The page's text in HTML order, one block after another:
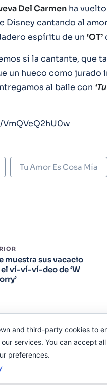
Del Carmen ha
Disney cantando al
espíritu de un ‘OT’
si la cantante, que
un hueco como jurado
al baile con
Tu Amor Es Cosa Mía
muestra sus vacacio
el ví-ví-ví-deo de ‘W
and third-party cookies to
services. You can accept
preferences.